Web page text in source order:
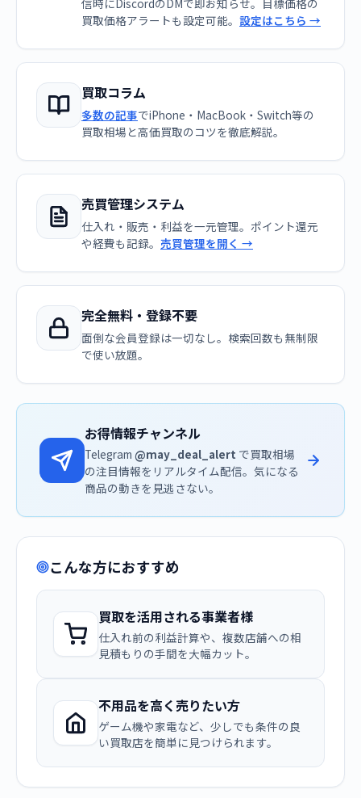
信時にDiscordのDMで即お知らせ。目標価格の
買取価格アラートも設定可能。 設定はこちら →
買取コラム
多数の記事でiPhone・MacBook・Switch等の
買取相場と高価買取のコツを徹底解説。
売買管理システム
仕入れ・販売・利益を一元管理。ポイント還元
や経費も記録。 売買管理を開く →
完全無料・登録不要
面倒な会員登録は一切なし。検索回数も無制限
で使い放題。
お得情報チャンネル
Telegram @may_deal_alert で買取相場
の注目情報をリアルタイム配信。気になる
商品の動きを見逃さない。
こんな方におすすめ
買取を活用される事業者様
仕入れ前の利益計算や、複数店舗への相
見積もりの手間を大幅カット。
不用品を高く売りたい方
ゲーム機や家電など、少しでも条件の良
い買取店を簡単に見つけられます。